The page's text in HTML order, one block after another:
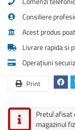
Consiliere
Acest produs
Livrare rapida si
Operațiuni
Print
Pretul afisat
magazinul